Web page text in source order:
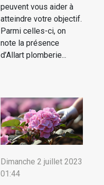
peuvent vous aider à
atteindre votre objectif.
Parmi celles-ci, on
note la présence
d’Allart plomberie...
Dimanche 2 juillet 2023
01:44